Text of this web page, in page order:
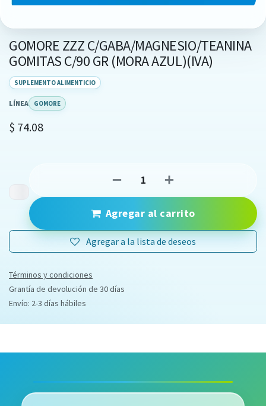
GOMORE ZZZ C/GABA/MAGNESIO/TEANINA
GOMITAS C/90 GR (MORA AZUL)(IVA)
SUPLEMENTO ALIMENTICIO
LÍNEA GOMORE
$ 74.08
Agregar al carrito
Agregar a la lista de deseos
Términos y condiciones
Grantía de devolución de 30 días
Envío: 2-3 días hábiles